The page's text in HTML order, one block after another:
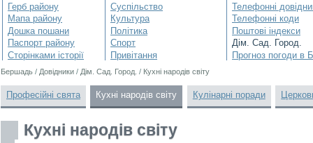
Герб району
Мапа району
Дошка пошани
Паспорт району
Сторінками історії
Суспільство
Культура
Політика
Спорт
Привітання
Телефонні
Телефонні коди
Поштові індекси
Дім. Сад. Город.
Прогноз погоди в
Бершадь / Довідники / Дім. Сад. Город. / Кухні народів світу
Професійні свята Кухні народів світу Кулінарні поради
Кухні народів світу